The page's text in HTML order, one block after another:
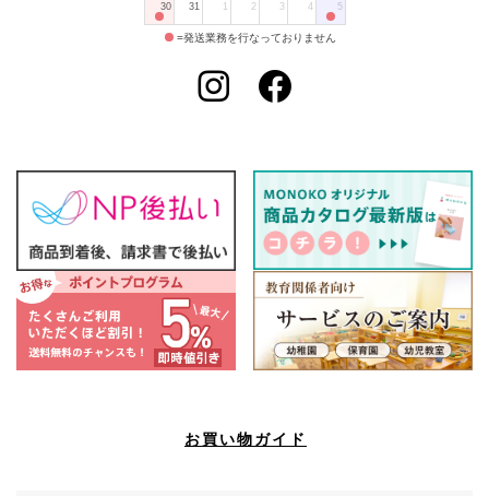
30 31 1 2 3 4 5
=発送業務を行なっておりません
お買い物ガイド